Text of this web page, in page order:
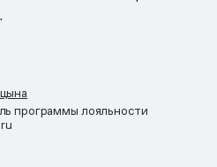
программы лояльности